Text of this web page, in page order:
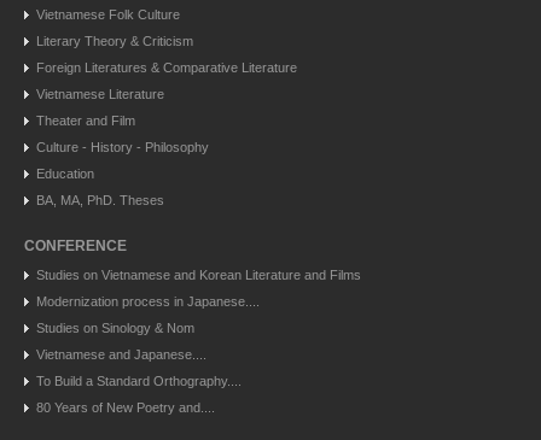
Vietnamese Folk Culture
Literary Theory & Criticism
Foreign Literatures & Comparative Literature
Vietnamese Literature
Theater and Film
Culture - History - Philosophy
Education
BA, MA, PhD. Theses
CONFERENCE
Studies on Vietnamese and Korean Literature and Films
Modernization process in Japanese....
Studies on Sinology & Nom
Vietnamese and Japanese....
To Build a Standard Orthography....
80 Years of New Poetry and....